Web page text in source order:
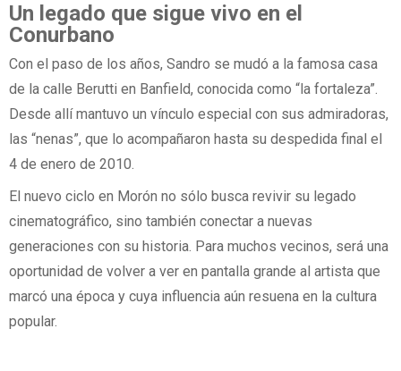
Un legado que sigue vivo en el
Conurbano
Con el paso de los años, Sandro se mudó a la famosa casa
de la calle Berutti en Banfield, conocida como “la fortaleza”.
Desde allí mantuvo un vínculo especial con sus admiradoras,
las “nenas”, que lo acompañaron hasta su despedida final el
4 de enero de 2010.
El nuevo ciclo en Morón no sólo busca revivir su legado
cinematográfico, sino también conectar a nuevas
generaciones con su historia. Para muchos vecinos, será una
oportunidad de volver a ver en pantalla grande al artista que
marcó una época y cuya influencia aún resuena en la cultura
popular.